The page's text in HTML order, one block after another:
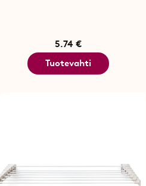
5.74 €
Tuotevahti